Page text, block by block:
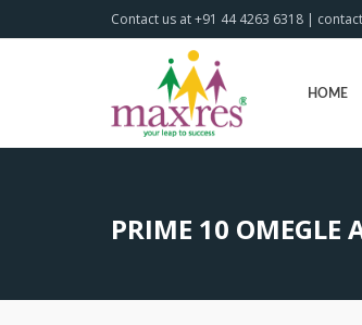
Contact us at +91 44 4263 6318 |
HOME
PRIME 10 OMEGLE